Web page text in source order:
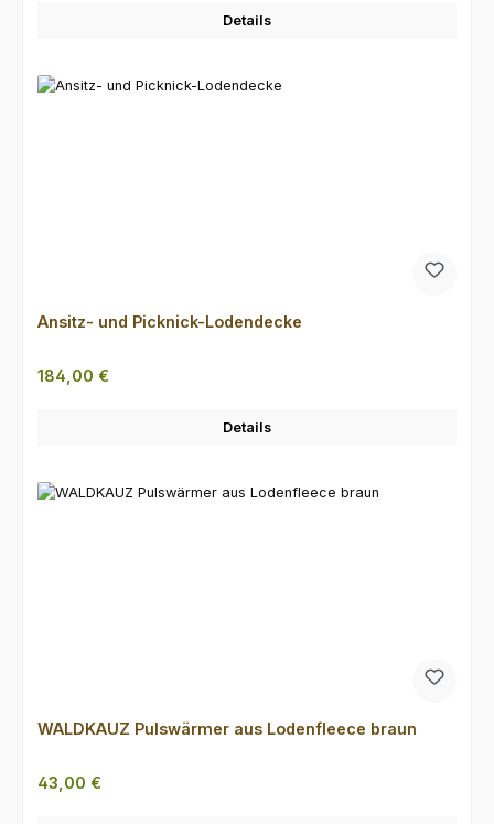
Details
Ansitz- und Picknick-Lodendecke
Regulärer Preis:
184,00 €
Details
WALDKAUZ Pulswärmer aus Lodenfleece braun
Regulärer Preis:
43,00 €